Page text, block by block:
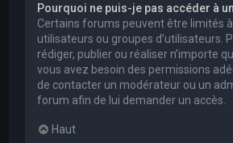
Pourquoi ne puis-je pas accéder à
Certains forums peuvent être limités
utilisateurs ou groupes d’utilisateurs.
rédiger, publier ou réaliser n’importe
vous avez besoin des permissions
de contacter un modérateur ou un
forum afin de lui demander un accès.
Haut